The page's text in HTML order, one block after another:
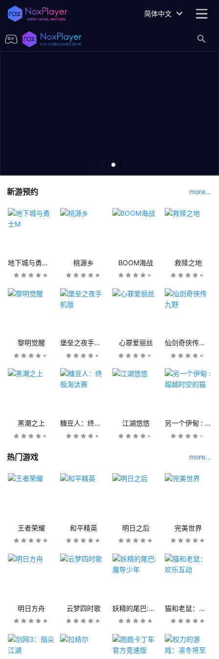
简体中文
新游预约 more...
地下城与勇士M 桃源乡 BOOM海战 救赎之地
黎明觉醒 堡垒之夜手机版 心罪爱丽丝 仙剑奇侠传九野
黑潮之上 糖豆人：终极淘汰赛 江湖悠悠 另一个伊甸 : 超越时空的猫
热门游戏 more...
王者荣耀 和平精英 明日之后 完美世界
明日方舟 云梦四时歌 妖精的尾巴:魔导少年 猫和老鼠：欢乐互动